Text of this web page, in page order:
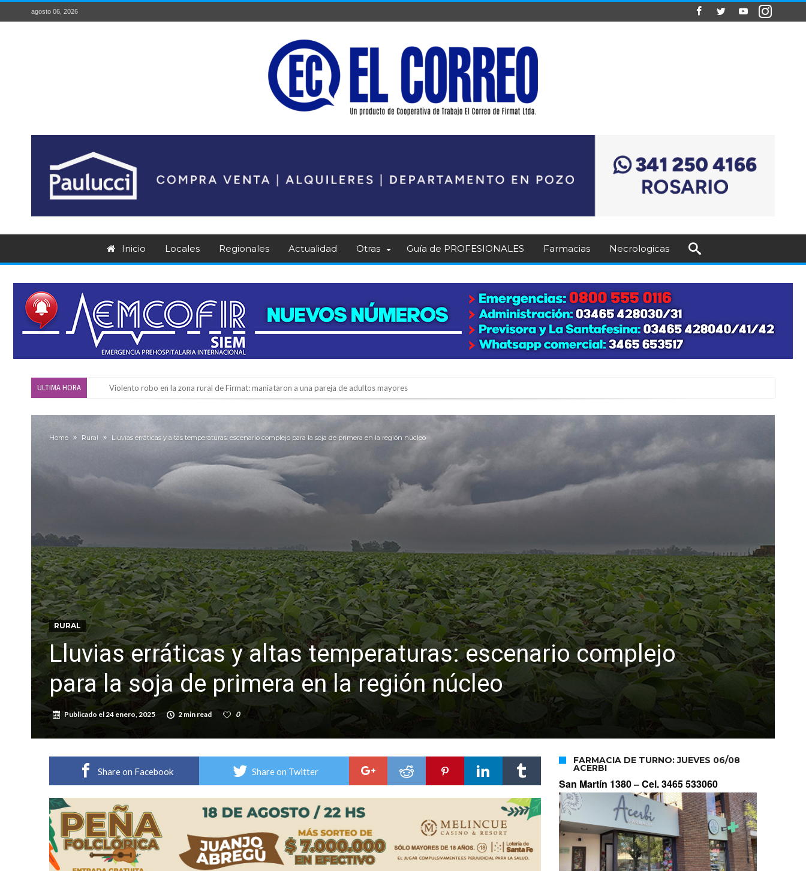
agosto 06, 2026
Inicio Locales Regionales Actualidad Otras Guía de PROFESIONALES Farmacias Necrologicas
ULTIMA HORA Violento robo en la zona rural de Firmat: maniataron a una pareja de adultos mayores
Firmat: “Codo a codo” lanza una campaña de recolección de golosinas para agasajar a los niños en su día
Güemes y Mariano Vera
Alerta meteorológico: el SMN advierte por tormentas fuertes y ráfagas que podrían superar los 80 km/h
¿Llega un “Súper Niño”?: De Benedictis aclara los mitos y analiza el impacto real en la región
Distinguieron a Ramiro Maldonado, el campeón juvenil de malambo de Los Quirquinchos
Villada: evalúan obras preventivas ante posibles lluvias intensas
Home Rural Lluvias erráticas y altas temperaturas: escenario complejo para la soja de primera en la región núcleo
RURAL
Lluvias erráticas y altas temperaturas: escenario complejo
para la soja de primera en la región núcleo
Publicado el24 enero, 2025 2 min read 0
Share on Facebook Share on Twitter
FARMACIA DE TURNO: JUEVES 06/08
ACERBI
San Martín 1380 –Cel. 3465 533060